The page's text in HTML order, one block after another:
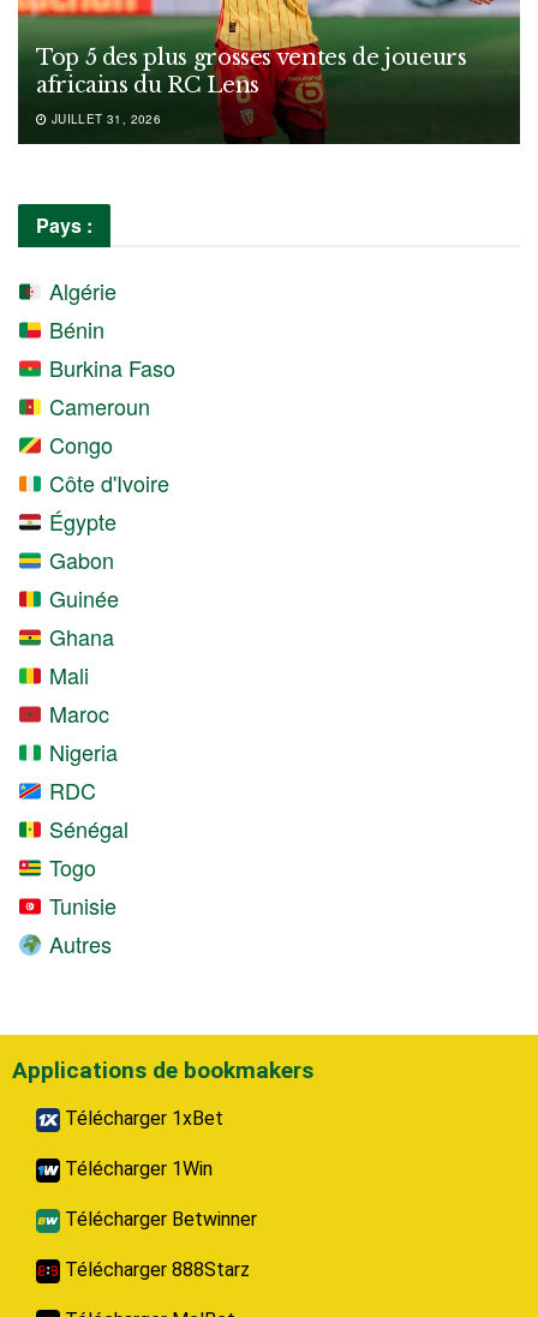
Top 5 des plus grosses ventes de joueurs
africains du RC Lens
JUILLET 31, 2026
Pays :
Algérie
Bénin
Burkina Faso
Cameroun
Congo
Côte d'Ivoire
Égypte
Gabon
Guinée
Ghana
Mali
Maroc
Nigeria
RDC
Sénégal
Togo
Tunisie
Autres
Applications de bookmakers
Télécharger 1xBet
Télécharger 1Win
Télécharger Betwinner
Télécharger 888Starz